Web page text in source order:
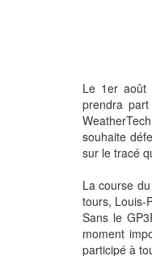
Le 1er août
prendra
souhaite
sur le tracé
La course
tours, Louis-
Sans le
moment
participé à